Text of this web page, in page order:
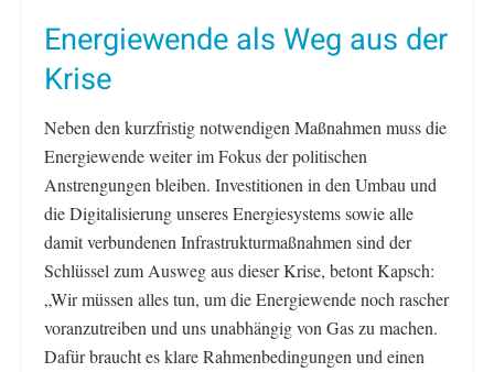
Energiewende als Weg aus der
Krise
Neben den kurzfristig notwendigen Maßnahmen muss die
Energiewende weiter im Fokus der politischen
Anstrengungen bleiben. Investitionen in den Umbau und
die Digitalisierung unseres Energiesystems sowie alle
damit verbundenen Infrastrukturmaßnahmen sind der
Schlüssel zum Ausweg aus dieser Krise, betont Kapsch:
„Wir müssen alles tun, um die Energiewende noch rascher
voranzutreiben und uns unabhängig von Gas zu machen.
Dafür braucht es klare Rahmenbedingungen und einen